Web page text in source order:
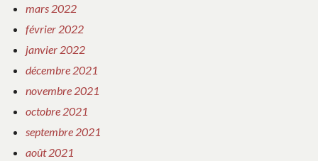
mars 2022
février 2022
janvier 2022
décembre 2021
novembre 2021
octobre 2021
septembre 2021
août 2021